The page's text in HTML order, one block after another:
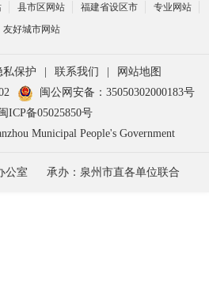
县市区网站 福建省设区市
专业网站
友好城市网站
私保护 联系我们
网站地图
闽公网安备：35050302000183号
ICP备05025850号
Municipal People's Government
公室 承办：泉州市直各单位联合